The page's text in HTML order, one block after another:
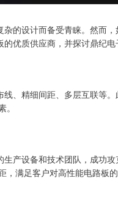
的设计而备受青睐。然而
优质供应商，并探讨鼎纪电
、精细间距、多层互联等。
产设备和技术团队，成功
满足客户对高性能电路板的